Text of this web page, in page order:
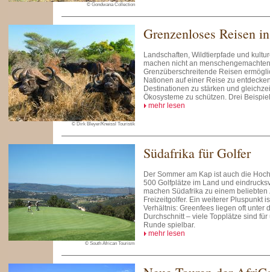
© Gondwana Collection
© Dirk Bleyer/Kneissl Touristik
Grenzenloses Reisen
Landschaften, Wildtierpfade und
machen nicht an
Grenzüberschreitende Reisen
Nationen auf einer Reise zu
Destinationen zu stärken und
Ökosysteme zu schützen. Drei
mehr lesen
© South African Tourism
Südafrika für Golfer
Der Sommer am Kap ist auch die
500 Golfplätze im Land und
machen Südafrika zu einem beliebten
Freizeitgolfer. Ein weiterer Pluspunkt
Verhältnis: Greenfees liegen oft unter
Durchschnitt – viele Topplätze sind
Runde spielbar.
mehr lesen